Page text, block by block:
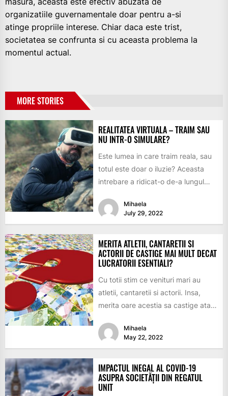
organizatiile guvernamentale doar pentru a-si
atinge propriile interese. Chiar daca este trist,
societatea se confrunta si cu aceasta problema la
momentul actual.
MORE STORIES
REALITATEA VIRTUALA – TRAIM SAU
NU INTR-O SIMULARE?
Este lumea in care traim reala, sau
totul este doar o iluzie? Aceasta
intrebare a ridicat-o de-a lungul
Mihaela
July 29, 2022
MERITA ATLETII, CANTARETII SI
ACTORII DE CASTIGE MAI MULT DECAT
LUCRATORII ESENTIALI?
Cu totii stim ce venituri mari au
atletii, cantaretii si actorii. Insa,
merita oare acestia sa castige atat
Mihaela
May 22, 2022
IMPACTUL INEGAL AL COVID-19
ASUPRA SOCIETĂȚII DIN REGATUL
UNIT